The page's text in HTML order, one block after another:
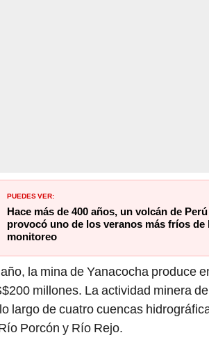
PUEDES VER:
Hace más de 400 años, un volcán de
provocó uno de los veranos más fríos
monitoreo
la mina de Yanacocha produce
millones. La actividad minera
largo de cuatro cuencas
Porcón y Río Rejo.